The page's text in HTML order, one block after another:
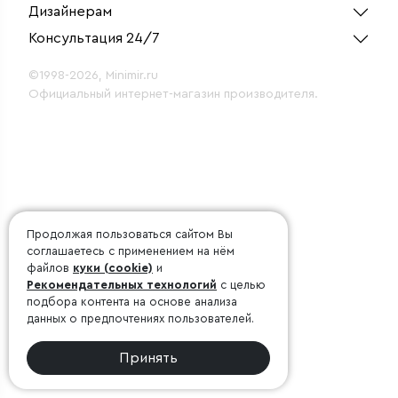
Дизайнерам
Консультация 24/7
©1998-2026, Minimir.ru
Официальный интернет-магазин производителя.
Продолжая пользоваться сайтом Вы
соглашаетесь с применением на нём
файлов куки (cookie) и
Рекомендательных технологий с целью
подбора контента на основе анализа
данных о предпочтениях пользователей.
Принять